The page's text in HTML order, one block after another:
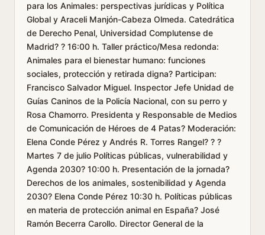
para los Animales: perspectivas jurídicas y Política
Global y Araceli Manjón-Cabeza Olmeda. Catedrática
de Derecho Penal, Universidad Complutense de
Madrid? ? 16:00 h. Taller práctico/Mesa redonda:
Animales para el bienestar humano: funciones
sociales, protección y retirada digna? Participan:
Francisco Salvador Miguel. Inspector Jefe Unidad de
Guías Caninos de la Policía Nacional, con su perro y
Rosa Chamorro. Presidenta y Responsable de Medios
de Comunicación de Héroes de 4 Patas? Moderación:
Elena Conde Pérez y Andrés R. Torres Rangel? ? ?
Martes 7 de julio Políticas públicas, vulnerabilidad y
Agenda 2030? 10:00 h. Presentación de la jornada?
Derechos de los animales, sostenibilidad y Agenda
2030? Elena Conde Pérez 10:30 h. Políticas públicas
en materia de protección animal en España? José
Ramón Becerra Carollo. Director General de la